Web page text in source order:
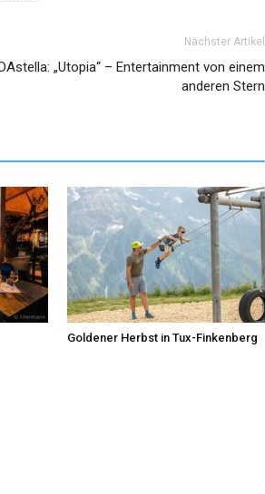
Nächster Artikel
„Utopia“ – Entertainment von einem
anderen Stern
Goldener Herbst in Tux-Finkenberg